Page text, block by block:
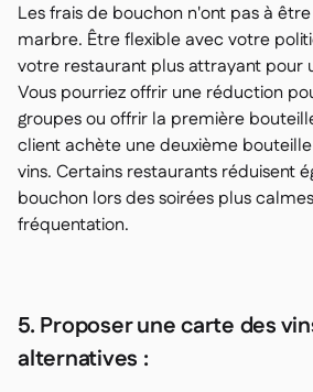
Les frais de bouchon n'ont pas à
marbre. Être flexible avec votre
votre restaurant plus attrayant pour
Vous pourriez offrir une réduction
groupes ou offrir la première
client achète une deuxième
vins. Certains restaurants réduisent
bouchon lors des soirées plus
fréquentation.
5. Proposer une carte des
alternatives :